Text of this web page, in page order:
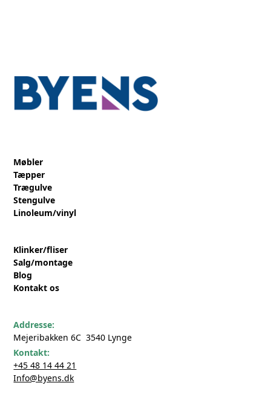
Møbler
Tæpper
Trægulve
Stengulve
Linoleum/vinyl
Klinker/fliser
Salg/montage
Blog
Kontakt os
Addresse:
Mejeribakken 6C 3540 Lynge
Kontakt:
+45 48 14 44 21
Info@byens.dk